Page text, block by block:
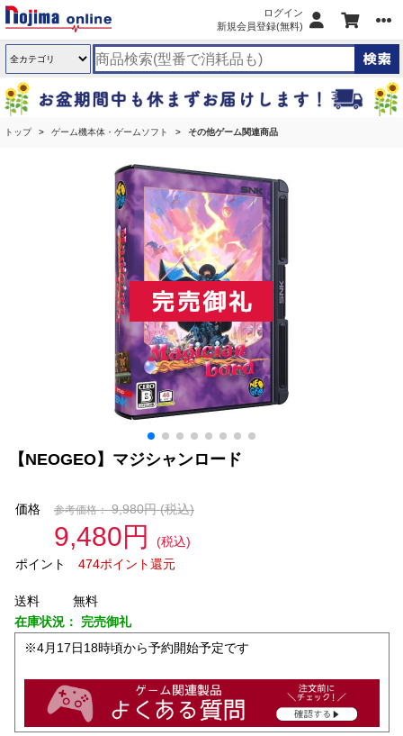
ログイン
新規会員登録(無料)
トップ ゲーム機本体・ゲームソフト その他ゲーム関連商品
【NEOGEO】マジシャンロード
価格 参考価格： 9,980円(税込)
9,480円
(税込)
ポイント
474ポイント還元
送料
無料
在庫状況： 完売御礼
※4月17日18時頃から予約開始予定です